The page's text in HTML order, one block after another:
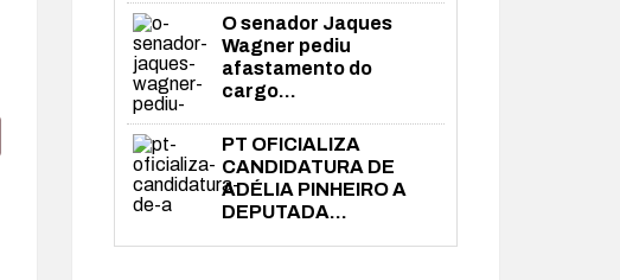
O senador Jaques
Wagner pediu
afastamento do
cargo...
PT OFICIALIZA
CANDIDATURA DE
ADÉLIA PINHEIRO A
DEPUTADA...